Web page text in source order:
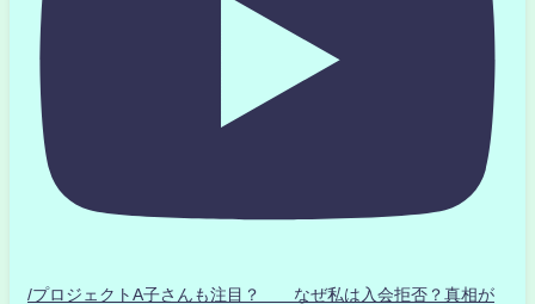
/プロジェクトA子さんも注目？ なぜ私は入会拒否？真相が